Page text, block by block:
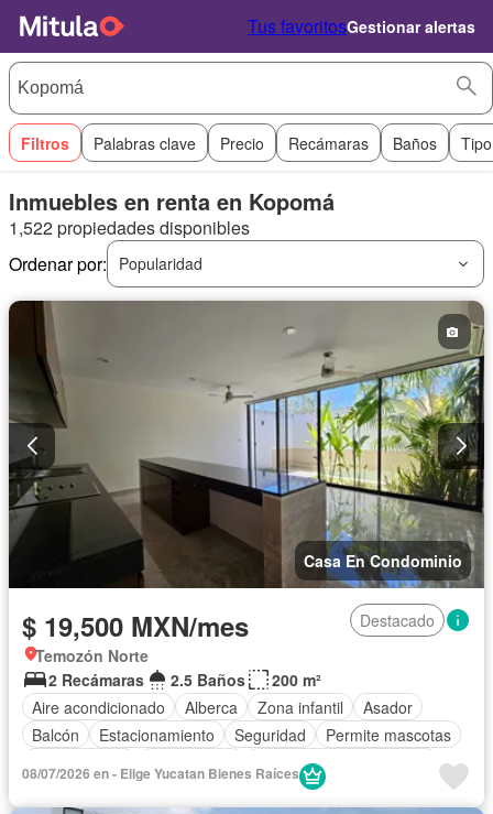
Tus favoritosGestionar alertas
Filtros Palabras clave Precio Recámaras Baños
Inmuebles en renta en Kopomá
1,522 propiedades disponibles
Ordenar por:
Popularidad
Casa En Condominio
$ 19,500 MXN/mes
Destacado
Temozón Norte
2 Recámaras
2.5 Baños
200 m²
Aire acondicionado
Alberca Zona infantil
Asador
Balcón
Estacionamiento Seguridad
Permite mascotas
Parcialmente amueblado
08/07/2026 en - Elige Yucatan Bienes Raíces